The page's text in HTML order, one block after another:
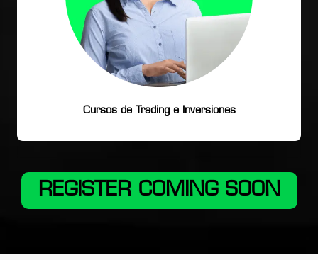
Cursos de Trading e Inversiones
REGISTER COMING SOON